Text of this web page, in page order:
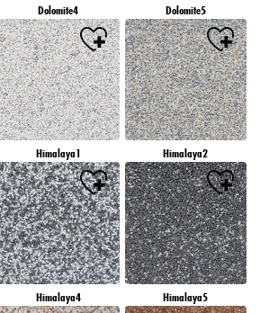
Dolomite4 Dolomite5
Himalaya1 Himalaya2
Himalaya4 Himalaya5